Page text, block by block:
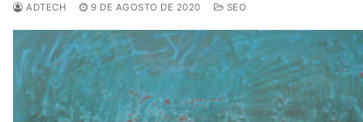
ADTECH 9 DE AGOSTO DE 2020 SEO